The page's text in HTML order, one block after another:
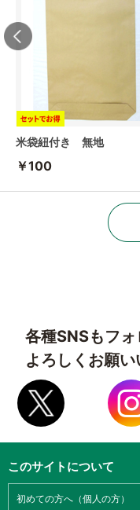
米袋紐付き 無地
￥100
各種SNSもフォ
よろしくお願い
このサイトについて
初めての方へ（個人の方）